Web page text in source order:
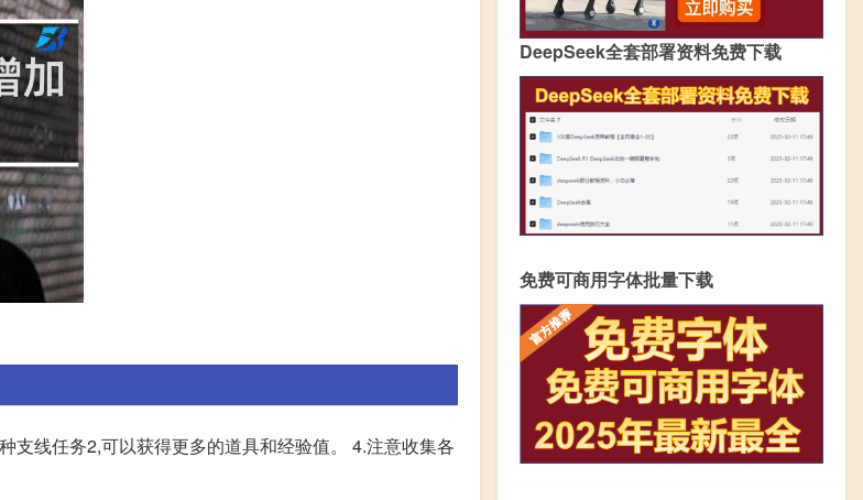
支线任务2,可以获得更多的道具和经验值。 4.注意收集各
DeepSeek全套部署资料免费下载
免费可商用字体批量下载